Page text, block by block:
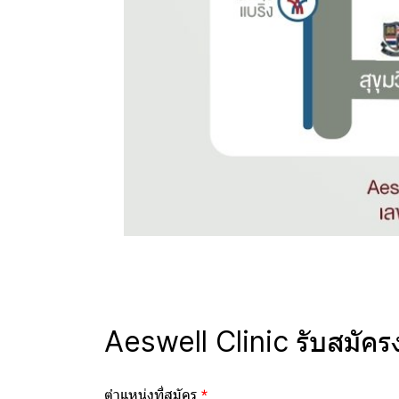
Aeswell Clinic รับสมัคร
ตำแหน่งที่สมัคร